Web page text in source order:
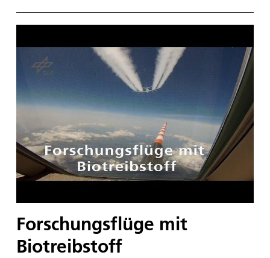
Umgebung. Das Video wurde auf der Grundlage
eines digitalen Geländemodells erzeugt, das mit
Camera (HRSC) des DLR berechnet wurde.
Forschungsflüge mit
Biotreibstoff